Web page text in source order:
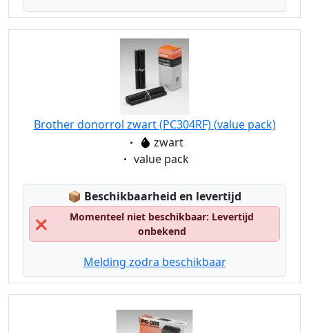
Brother donorrol zwart (PC304RF) (value pack)
Eigenschaft:
zwart
Eigenschaft:
value pack
📦 Lagerstatus:
Beschikbaarheid en levertijd
❌
Momenteel niet beschikbaar: Levertijd
onbekend
Melding zodra beschikbaar